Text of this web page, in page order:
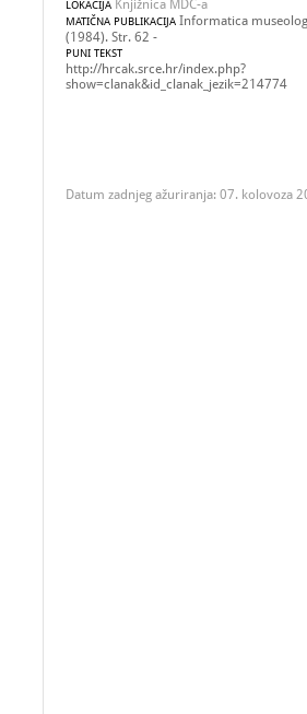
LOKACIJA Knjižnica MDC-a
MATIČNA PUBLIKACIJA Informatica
(1984). Str. 62 -
PUNI TEKST
http://hrcak.srce.hr/index.php?
show=clanak&id_clanak_jezik=214774
Datum zadnjeg ažuriranja: 07. kolovoza